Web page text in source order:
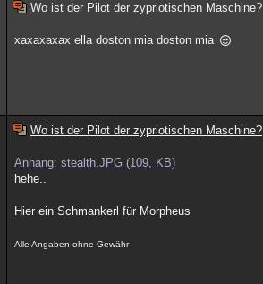
Wo ist der Pilot der zypriotischen Maschine?
xaxaxaxax ella doston mia doston mia
Wo ist der Pilot der zypriotischen Maschine?
Anhang: stealth.JPG (109, KB)
hehe..
Hier ein Schmankerl für Morpheus
Alle Angaben ohne Gewähr